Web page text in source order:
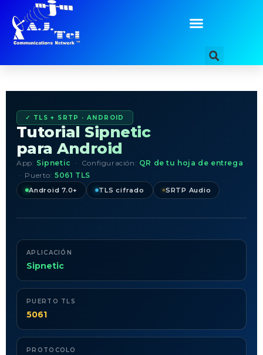
contenido
Añade aquí tu texto de
cabecera
✓ TLS + SRTP · ANDROID
Tutorial Sipnetic
para Android
App: Sipnetic · Configuración: QR de tu hoja de entrega
· Puerto:5061 TLS
Android 7.0+ TLS cifrado SRTP Audio
APLICACIÓN
Sipnetic
PUERTO TLS
5061
PROTOCOLO